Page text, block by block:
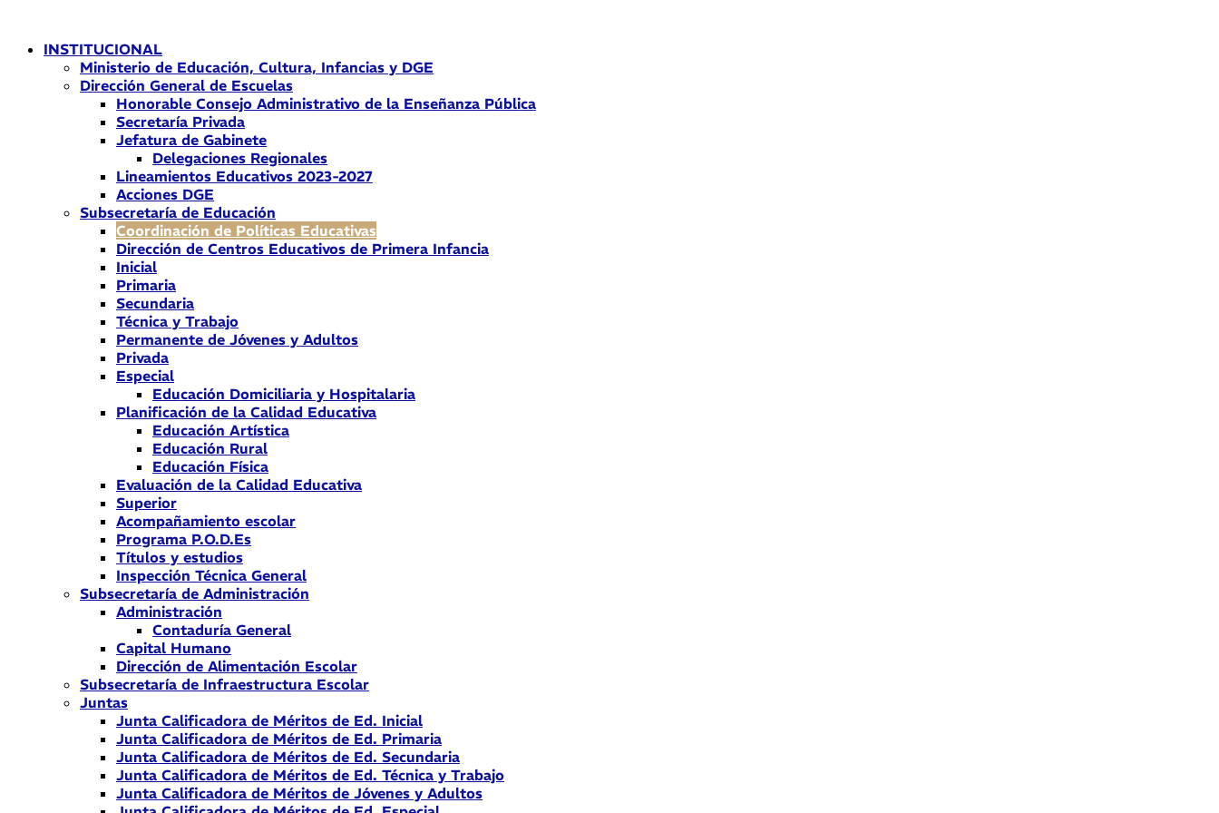
contenidoINSTITUCIONAL
Ministerio de Educación, Cultura, Infancias y DGE
Dirección General de Escuelas
Honorable Consejo Administrativo de la Enseñanza Pública
Secretaría Privada
Jefatura de Gabinete
Delegaciones Regionales
Lineamientos Educativos 2023-2027
Acciones DGE
Subsecretaría de Educación
Coordinación de Políticas Educativas
Dirección de Centros Educativos de Primera Infancia
Inicial
Primaria
Secundaria
Técnica y Trabajo
Permanente de Jóvenes y Adultos
Privada
Especial
Educación Domiciliaria y Hospitalaria
Planificación de la Calidad Educativa
Educación Artística
Educación Rural
Educación Física
Evaluación de la Calidad Educativa
Superior
Acompañamiento escolar
Programa P.O.D.Es
Títulos y estudios
Inspección Técnica General
Subsecretaría de Administración
Administración
Contaduría General
Capital Humano
Dirección de Alimentación Escolar
Subsecretaría de Infraestructura Escolar
Juntas
Junta Calificadora de Méritos de Ed. Inicial
Junta Calificadora de Méritos de Ed. Primaria
Junta Calificadora de Méritos de Ed. Secundaria
Junta Calificadora de Méritos de Ed. Técnica y Trabajo
Junta Calificadora de Méritos de Jóvenes y Adultos